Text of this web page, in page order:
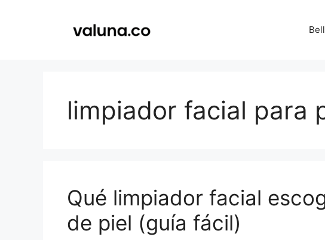
limpiador facial para
Qué limpiador facial
de piel (guía fácil)